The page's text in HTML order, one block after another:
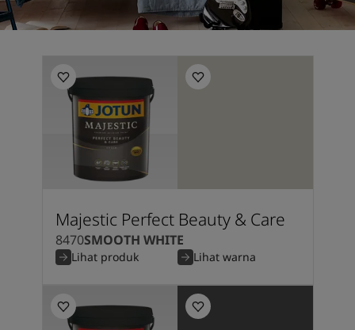
Majestic Perfect Beauty & Care
8470SMOOTH WHITE
Lihat produk Lihat warna